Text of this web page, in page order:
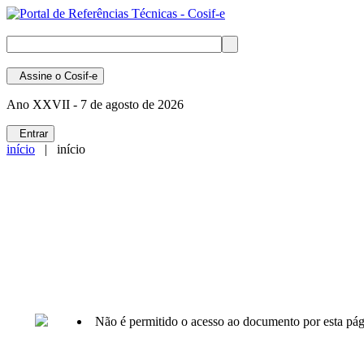
Assine o Cosif-e
Ano XXVII - 7 de agosto de 2026
Entrar
início | início
Não é permitido o acesso ao documento por esta